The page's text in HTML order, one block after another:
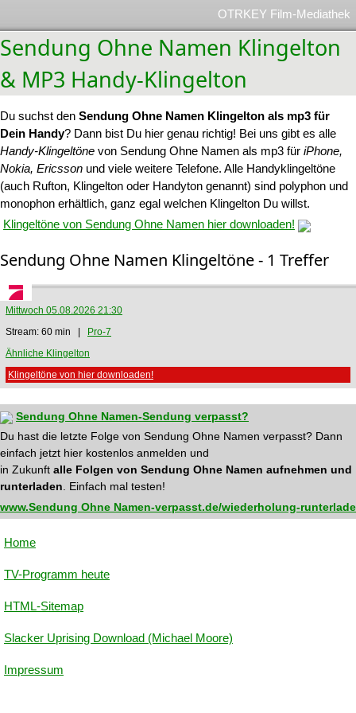
OTRKEY Film-Mediathek
Sendung Ohne Namen Klingelton
& MP3 Handy-Klingelton
Du suchst den Sendung Ohne Namen Klingelton als mp3 für
Dein Handy? Dann bist Du hier genau richtig! Bei uns gibt es alle
Handy-Klingeltöne von Sendung Ohne Namen als mp3 für iPhone,
Nokia, Ericsson und viele weitere Telefone. Alle Handyklingeltöne
(auch Rufton, Klingelton oder Handyton genannt) sind polyphon und
monophon erhältlich, ganz egal welchen Klingelton Du willst.
Klingeltöne von Sendung Ohne Namen hier downloaden!
Sendung Ohne Namen Klingeltöne - 1 Treffer
Mittwoch 05.08.2026 21:30
Stream: 60 min |
Pro-7
Ähnliche Klingelton
Klingeltöne von hier downloaden!
Sendung Ohne Namen-Sendung verpasst?
Du hast die letzte Folge von Sendung Ohne Namen verpasst? Dann
einfach jetzt hier kostenlos anmelden und
in Zukunft alle Folgen von Sendung Ohne Namen aufnehmen und
runterladen . Einfach mal testen!
www.Sendung Ohne Namen-verpasst.de/wiederholung-
Home
TV-Programm heute
HTML-Sitemap
Slacker Uprising Download (Michael Moore)
Impressum